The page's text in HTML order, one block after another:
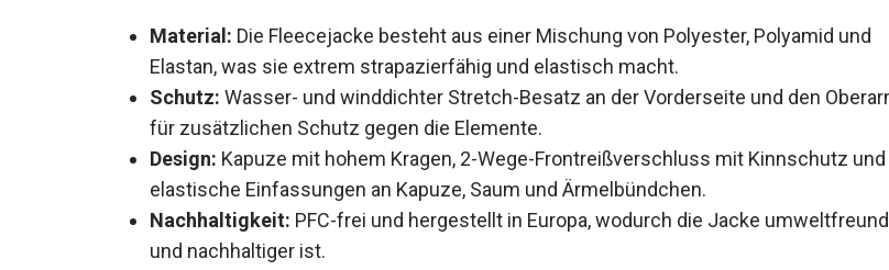
Material: Die Fleecejacke besteht aus einer Mischung von Polyester, Polyamid und
Elastan, was sie extrem strapazierfähig und elastisch macht.
Schutz: Wasser- und winddichter Stretch-Besatz an der Vorderseite und den
für zusätzlichen Schutz gegen die Elemente.
Design: Kapuze mit hohem Kragen, 2-Wege-Frontreißverschluss mit Kinnschutz und
elastische Einfassungen an Kapuze, Saum und Ärmelbündchen.
Nachhaltigkeit: PFC-frei und hergestellt in Europa, wodurch die Jacke
umweltfreundlicher und nachhaltiger ist.